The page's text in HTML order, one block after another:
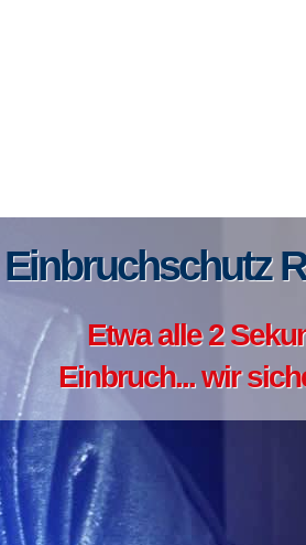
Einbruchschutz
Etwa alle 2
Einbruch... wir